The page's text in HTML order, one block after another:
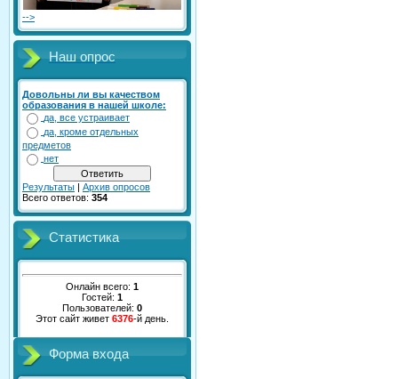
-->
Наш опрос
Довольны ли вы качеством
образования в нашей школе:
да, все устраивает
да, кроме отдельных
предметов
нет
Результаты | Архив опросов
Всего ответов: 354
Статистика
Онлайн всего: 1
Гостей: 1
Пользователей: 0
Этот сайт живет 6376-й день.
Форма входа